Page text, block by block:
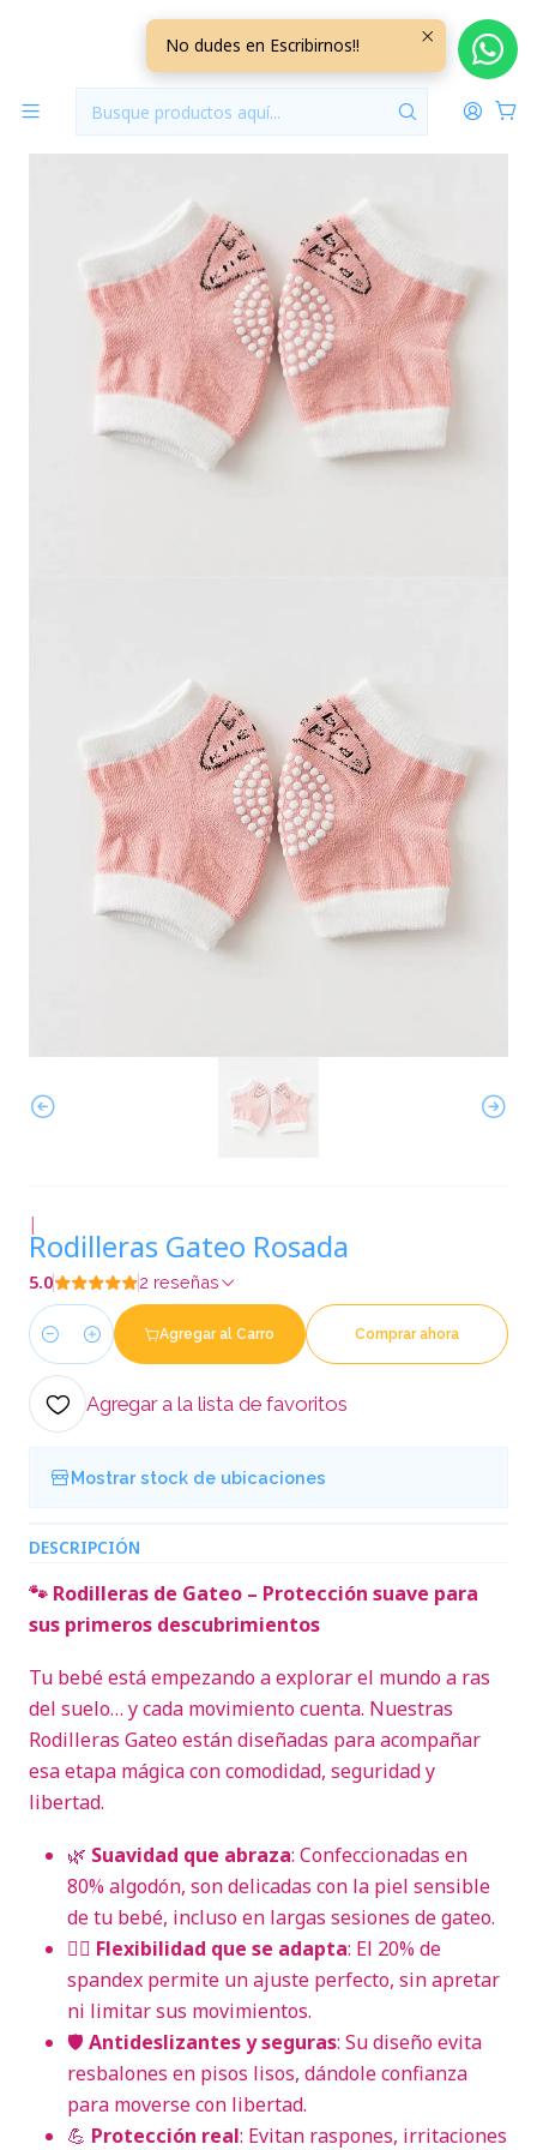
Jugueteria Rodilleras Gateo Rosada
|
Rodilleras Gateo Rosada
5.0 2 reseñas
Cantidad
Agregar al Carro Comprar ahora
Agregar a la lista de favoritos
Mostrar stock de ubicaciones
DESCRIPCIÓN
🐾 Rodilleras de Gateo – Protección suave para
sus primeros descubrimientos
Tu bebé está empezando a explorar el mundo a ras
del suelo… y cada movimiento cuenta. Nuestras
Rodilleras Gateo están diseñadas para acompañar
esa etapa mágica con comodidad, seguridad y
libertad.
🌿 Suavidad que abraza: Confeccionadas en
80% algodón, son delicadas con la piel sensible
de tu bebé, incluso en largas sesiones de gateo.
🤸‍♂️ Flexibilidad que se adapta: El 20% de
spandex permite un ajuste perfecto, sin apretar
ni limitar sus movimientos.
🛡️ Antideslizantes y seguras: Su diseño evita
resbalones en pisos lisos, dándole confianza
para moverse con libertad.
💪 Protección real: Evitan raspones, irritaciones
No dudes en Escribirnos!!